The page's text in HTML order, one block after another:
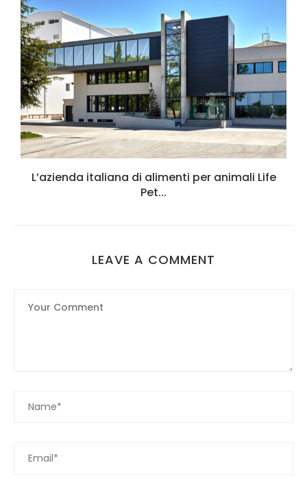
L’azienda italiana di alimenti per animali Life
Pet...
LEAVE A COMMENT